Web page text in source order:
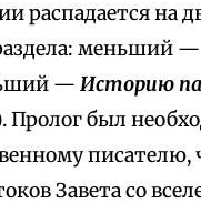
распадается на
меньший —
— Историю
Пролог был
писателю,
Завета со